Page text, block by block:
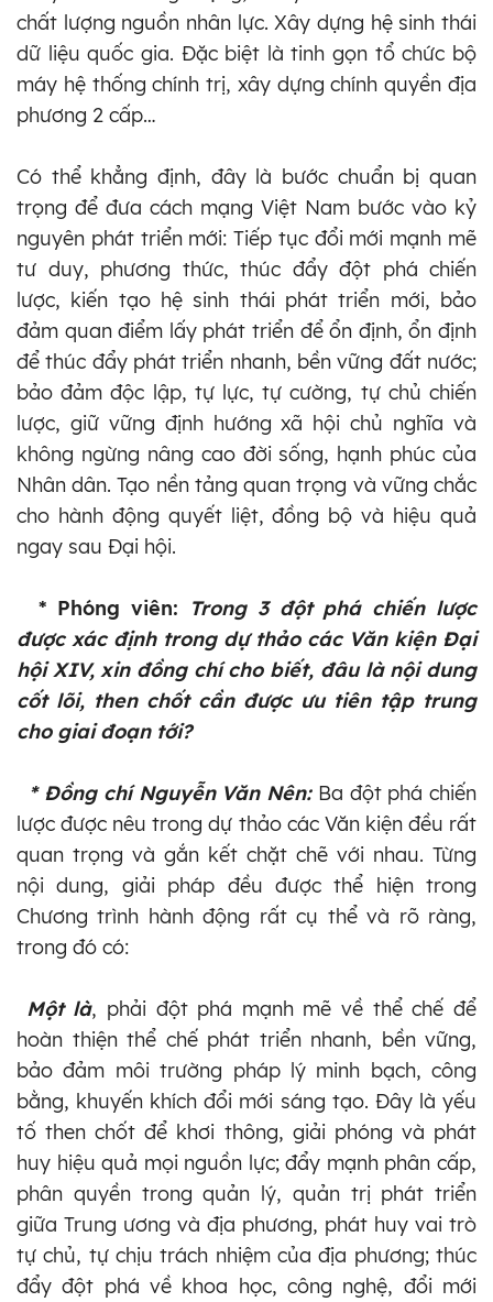
chất lượng nguồn nhân lực. Xây dựng hệ sinh thái
dữ liệu quốc gia. Đặc biệt là tinh gọn tổ chức bộ
máy hệ thống chính trị, xây dựng chính quyền địa
phương 2 cấp…
Có thể khẳng định, đây là bước chuẩn bị quan
trọng để đưa cách mạng Việt Nam bước vào kỷ
nguyên phát triển mới: Tiếp tục đổi mới mạnh mẽ
tư duy, phương thức, thúc đẩy đột phá chiến
lược, kiến tạo hệ sinh thái phát triển mới, bảo
đảm quan điểm lấy phát triển để ổn định, ổn định
để thúc đẩy phát triển nhanh, bền vững đất nước;
bảo đảm độc lập, tự lực, tự cường, tự chủ chiến
lược, giữ vững định hướng xã hội chủ nghĩa và
không ngừng nâng cao đời sống, hạnh phúc của
Nhân dân. Tạo nền tảng quan trọng và vững chắc
cho hành động quyết liệt, đồng bộ và hiệu quả
ngay sau Đại hội.
* Phóng viên:
Trong 3 đột phá chiến lược
được xác định trong dự thảo các Văn kiện Đại
hội XIV, xin đồng chí cho biết, đâu là nội dung
cốt lõi, then chốt cần được ưu tiên tập trung
cho giai đoạn tới?
* Đồng chí Nguyễn Văn Nên:Ba đột phá chiến
lược được nêu trong dự thảo các Văn kiện đều rất
quan trọng và gắn kết chặt chẽ với nhau. Từng
nội dung, giải pháp đều được thể hiện trong
Chương trình hành động rất cụ thể và rõ ràng,
trong đó có:
Một là, phải đột phá mạnh mẽ về thể chế để
hoàn thiện thể chế phát triển nhanh, bền vững,
bảo đảm môi trường pháp lý minh bạch, công
bằng, khuyến khích đổi mới sáng tạo. Đây là yếu
tố then chốt để khơi thông, giải phóng và phát
huy hiệu quả mọi nguồn lực; đẩy mạnh phân cấp,
phân quyền trong quản lý, quản trị phát triển
giữa Trung ương và địa phương, phát huy vai trò
tự chủ, tự chịu trách nhiệm của địa phương; thúc
đẩy đột phá về khoa học, công nghệ, đổi mới